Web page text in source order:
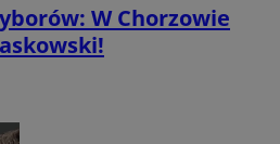
W Chorzowie